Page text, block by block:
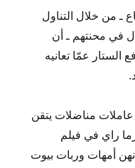
من خلال التناول
في محنتهم ـ أن
عمّا تعانيه
مناضلات يتقن
راي في فيلم
أمهات وربات بيوت